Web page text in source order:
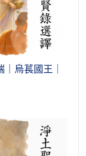
烏萇國王｜